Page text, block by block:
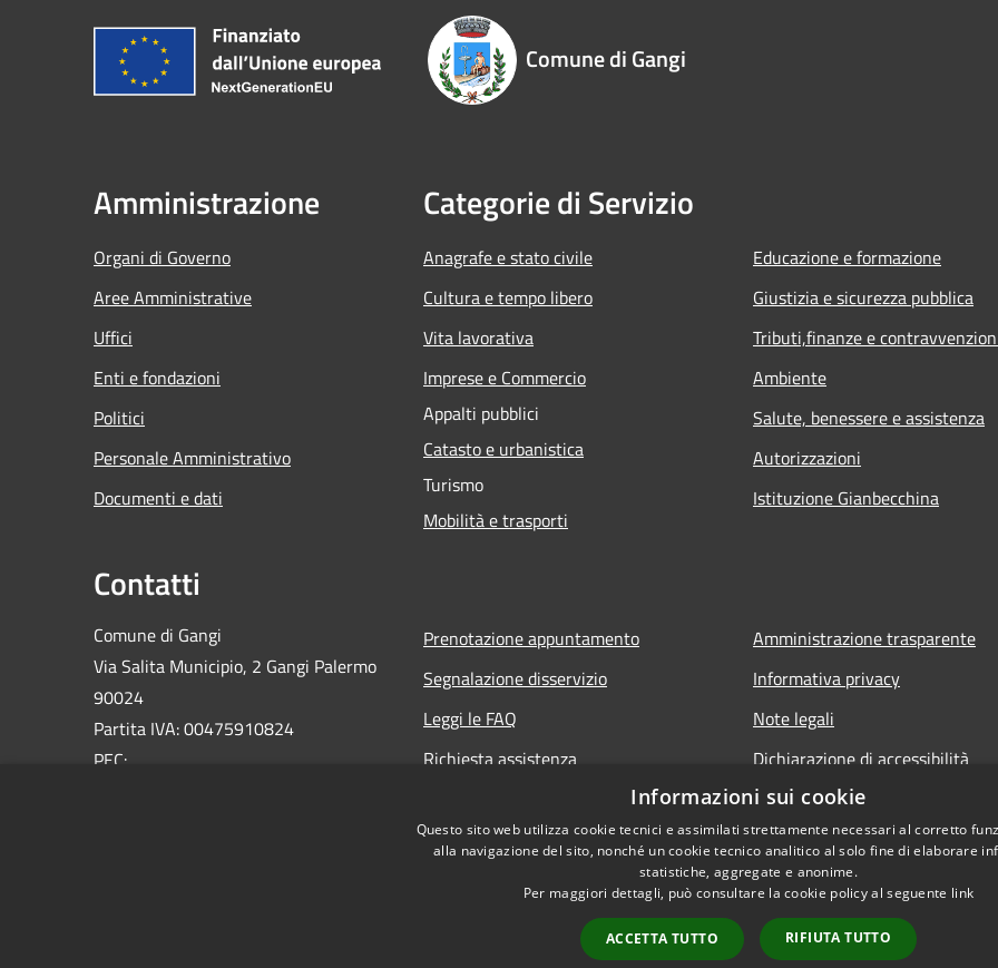
Comune di Gangi
Amministrazione
Organi di Governo
Aree Amministrative
Uffici
Enti e fondazioni
Politici
Personale Amministrativo
Documenti e dati
Categorie di Servizio
Anagrafe e stato civile
Cultura e tempo libero
Vita lavorativa
Imprese e Commercio
Appalti pubblici
Catasto e urbanistica
Turismo
Mobilità e trasporti
Educazione e formazione
Giustizia e sicurezza pubblica
Tributi,finanze e
Ambiente
Salute, benessere e assistenza
Autorizzazioni
Istituzione Gianbecchina
Contatti
Comune di Gangi
Via Salita Municipio, 2 Gangi Palermo
90024
Partita IVA: 00475910824
PEC:
Prenotazione appuntamento
Segnalazione disservizio
Leggi le FAQ
Richiesta assistenza
Amministrazione trasparente
Informativa privacy
Note legali
Dichiarazione di accessibilità
Informazioni sui cookie
Questo sito web utilizza cookie tecnici e assimilati strettamente necessari al corretto
alla navigazione del sito, nonché un cookie tecnico analitico al solo fine di elaborare
statistiche, aggregate e anonime.
Per maggiori dettagli, può consultare la cookie policy al seguente link
ACCETTA TUTTO RIFIUTA TUTTO